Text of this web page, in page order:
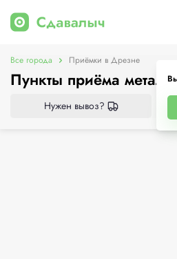
Все города Приёмки в Дрезне
Пункты приёма
Нужен вывоз?